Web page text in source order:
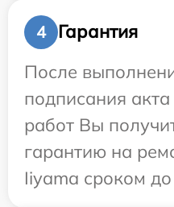
4
Гарантия
После
подписания
работ Вы
гарантию на
Iiyama сроком до